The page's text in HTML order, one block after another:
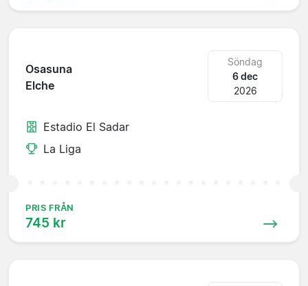
Osasuna
Elche
Söndag
6 dec
2026
Estadio El Sadar
La Liga
PRIS FRÅN
745 kr